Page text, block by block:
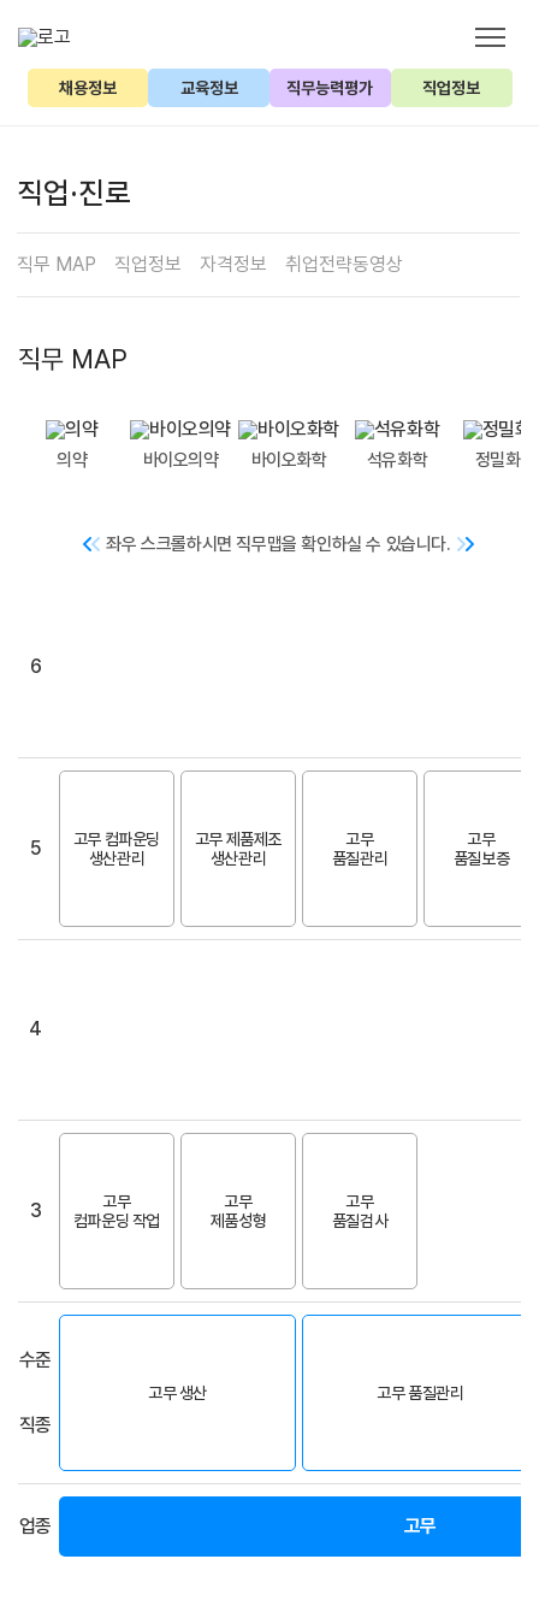
채용정보 교육정보 직무능력평가 직업정보
직업·진로
직무 MAP 직업정보 자격정보 취업전략동영상
직무 MAP
의약 바이오의약 바이오화학 석유화학 정밀화학
좌우 스크롤하시면 직무맵을 확인하실 수 있습니다.
6
5
고무 컴파운딩
생산관리
고무 제품제조
생산관리
고무
품질관리
고무
품질보증
4
3
고무
컴파운딩 작업
고무
제품성형
고무
품질검사
수준
직종
고무 생산 고무 품질관리
업종 고무